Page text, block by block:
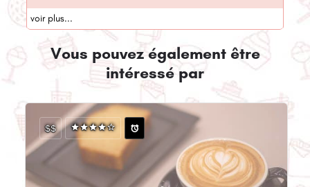
voir plus...
Vous pouvez également être
intéressé par
$$